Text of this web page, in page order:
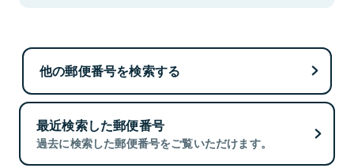
他の郵便番号を検索する
最近検索した郵便番号
過去に検索した郵便番号をご覧いただけます。